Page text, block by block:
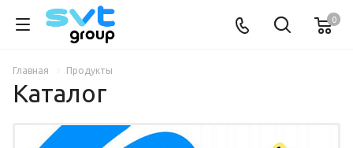
0
Главная Продукты
Каталог